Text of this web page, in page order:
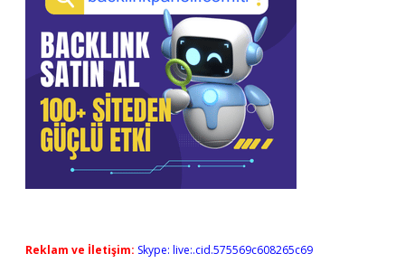
Reklam ve İletişim: Skype: live:.cid.575569c608265c69